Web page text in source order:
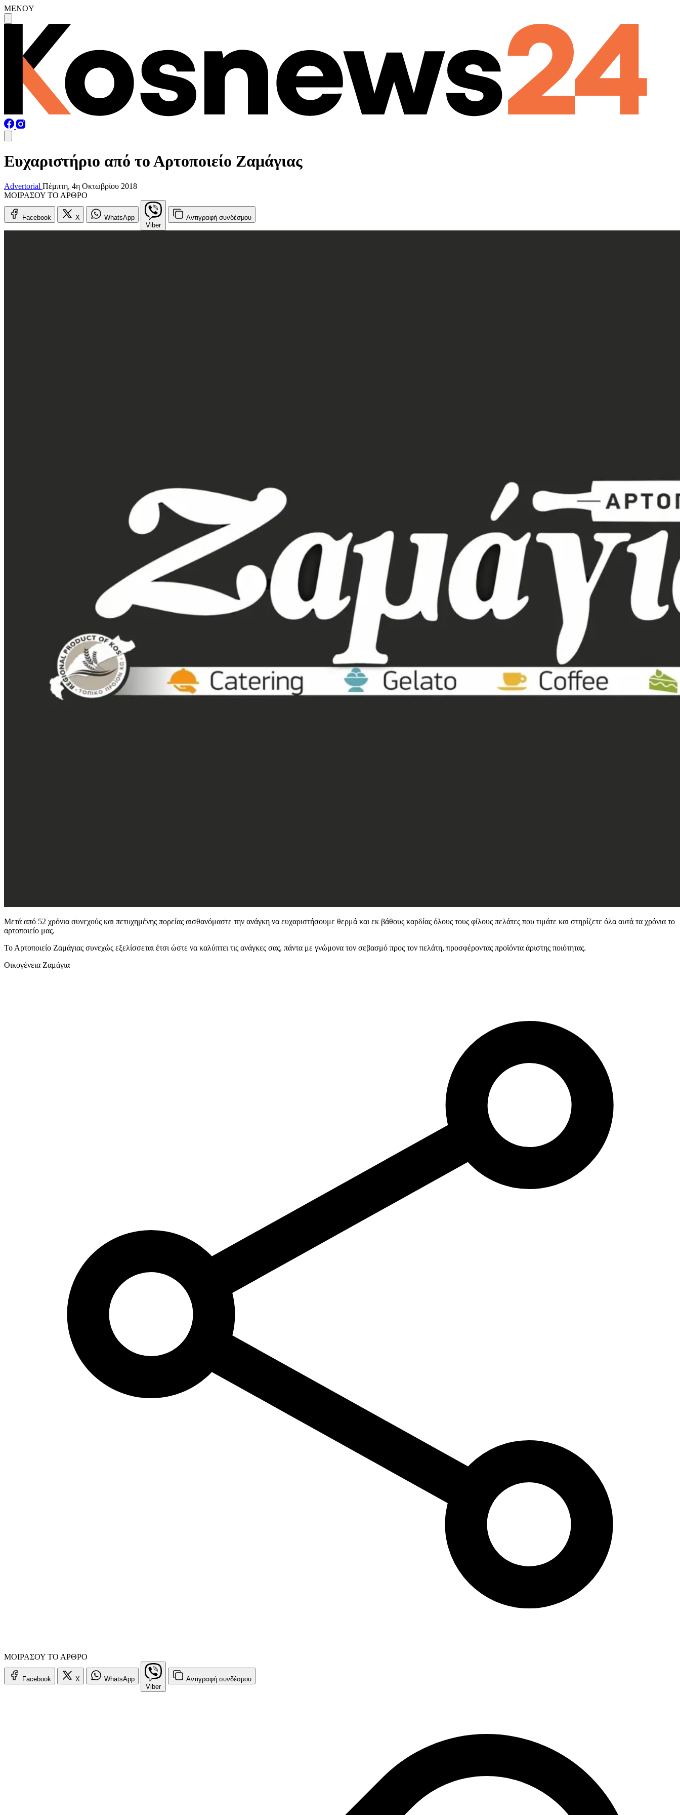
MENOY
Ευχαριστήριο από το Αρτοποιείο Ζαμάγιας
Advertorial Πέμπτη, 4η Οκτωβρίου 2018
ΜΟΙΡΑΣΟΥ ΤΟ ΑΡΘΡΟ
Facebook X
WhatsApp
Viber
Αντιγραφή συνδέσμου
Μετά από 52 χρόνια συνεχούς και πετυχημένης πορείας αισθανόμαστε την ανάγκη να ευχαριστήσουμε θερμά και εκ βάθους καρδίας όλους τους φίλους πελάτες που τιμάτε και στηρίζετε όλα αυτά τα χρόνια το
αρτοποιείο μας.
Το Αρτοποιείο Ζαμάγιας συνεχώς εξελίσσεται έτσι ώστε να καλύπτει τις ανάγκες σας, πάντα με γνώμονα τον σεβασμό προς τον πελάτη, προσφέροντας προϊόντα άριστης ποιότητας.
Οικογένεια Ζαμάγια
ΜΟΙΡΑΣΟΥ ΤΟ ΑΡΘΡΟ
Facebook X
WhatsApp
Viber
Αντιγραφή συνδέσμου